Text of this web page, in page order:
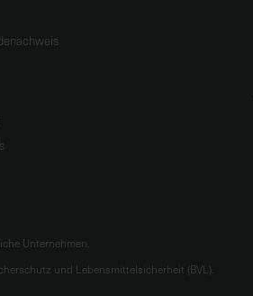
Unternehmen.
und Lebensmittelsicherheit (BVL).